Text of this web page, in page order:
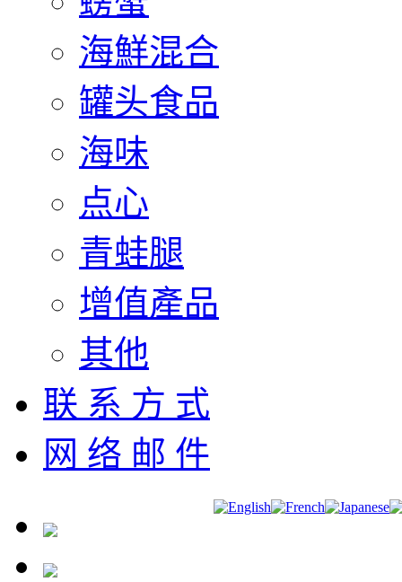
海鮮混合
罐头食品
海味
点心
青蛙腿
增值產品
其他
联 系 方 式
网 络 邮 件